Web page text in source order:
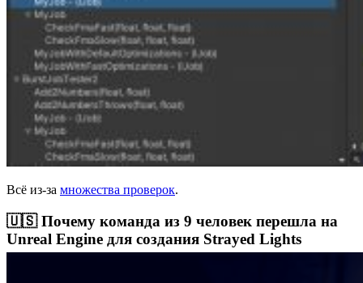
Всё из-за множества проверок.
🇺🇸 Почему команда из 9 человек перешла на
Unreal Engine для создания Strayed Lights